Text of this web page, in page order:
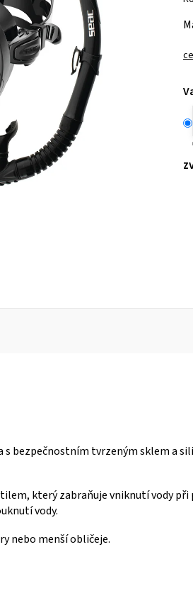
s bezpečnostním tvrzeným sklem a
který zabraňuje vniknutí vody při
vody.
nebo menší obličeje.